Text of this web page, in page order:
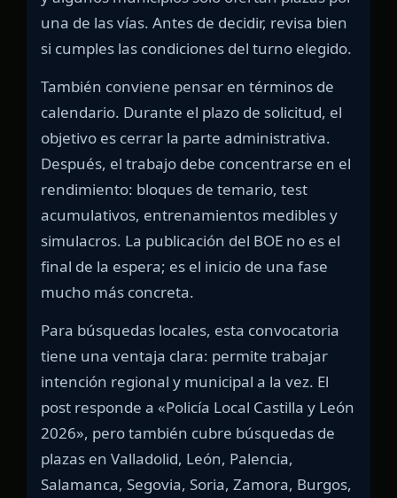
una de las vías. Antes de decidir, revisa bien
si cumples las condiciones del turno elegido.
También conviene pensar en términos de
calendario. Durante el plazo de solicitud, el
objetivo es cerrar la parte administrativa.
Después, el trabajo debe concentrarse en el
rendimiento: bloques de temario, test
acumulativos, entrenamientos medibles y
simulacros. La publicación del BOE no es el
final de la espera; es el inicio de una fase
mucho más concreta.
Para búsquedas locales, esta convocatoria
tiene una ventaja clara: permite trabajar
intención regional y municipal a la vez. El
post responde a «Policía Local Castilla y León
2026», pero también cubre búsquedas de
plazas en Valladolid, León, Palencia,
Salamanca, Segovia, Soria, Zamora, Burgos,